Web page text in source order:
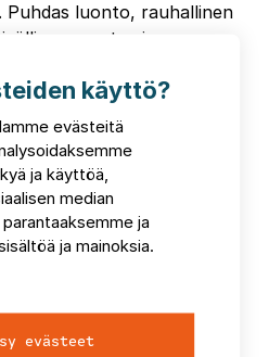
Puhdas luonto, rauhallinen
ovat vain
joilla ne
yrityksiä ja matkailijoita.
muun muassa
ja ilmastonmuutos
vastauksia näihin
sekä hyvän elämän
tasapainoinen
Rundgren.
käyttö?
evästeitä
ja käyttöä,
median
ja
ja mainoksia.
evästeet